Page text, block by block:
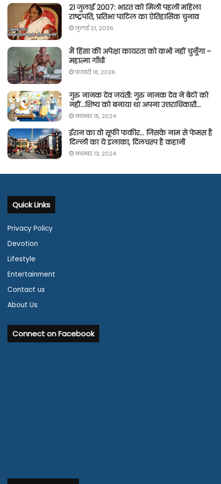
21 जुलाई 2007: भारत को मिली पहली महिला
राष्ट्रपति, प्रतिभा पाटिल का ऐतिहासिक चुनाव
जुलाई 21, 2026
मैं हिंसा की अपेक्षा कायरता को कभी नहीं चुनूँगा –
महात्मा गाँधी
फ़रवरी 18, 2026
गुरु नानक देव जयंती: गुरु नानक देव ने बेटों को
नहीं…शिष्य को बनाया था अपना उत्तराधिकारी…
नवम्बर 15, 2024
ईरान का वो सूफी फकीर… जिसके नाम से फेमस है
दिल्ली का ये इलाका, दिलचस्प है कहानी
नवम्बर 13, 2024
Quick Links
Privacy Policy
Devotion
Lifestyle
Entertainment
Contact us
About Us
Connect on Facebook